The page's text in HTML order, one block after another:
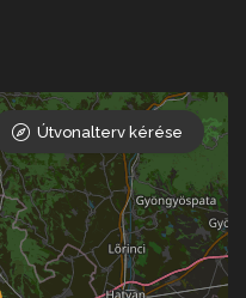
Útvonalterv kérése